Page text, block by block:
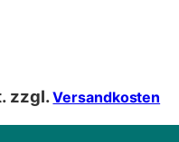
zzgl.Versandkosten